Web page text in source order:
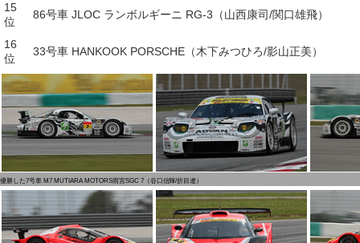
15
位
86号車 JLOC ランボルギーニ RG-3（山西康司/関口雄飛）
16
位
33号車 HANKOOK PORSCHE（木下みつひろ/影山正美）
優勝した7号車 M7 MUTIARA MOTORS雨宮SGC 7（谷口信輝/折目遼）